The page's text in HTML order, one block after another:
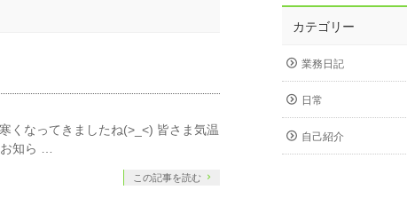
くなってきましたね(>_<) 皆さま気温
知ら …
この記事を読む
カテゴリー
業務日記
日常
自己紹介